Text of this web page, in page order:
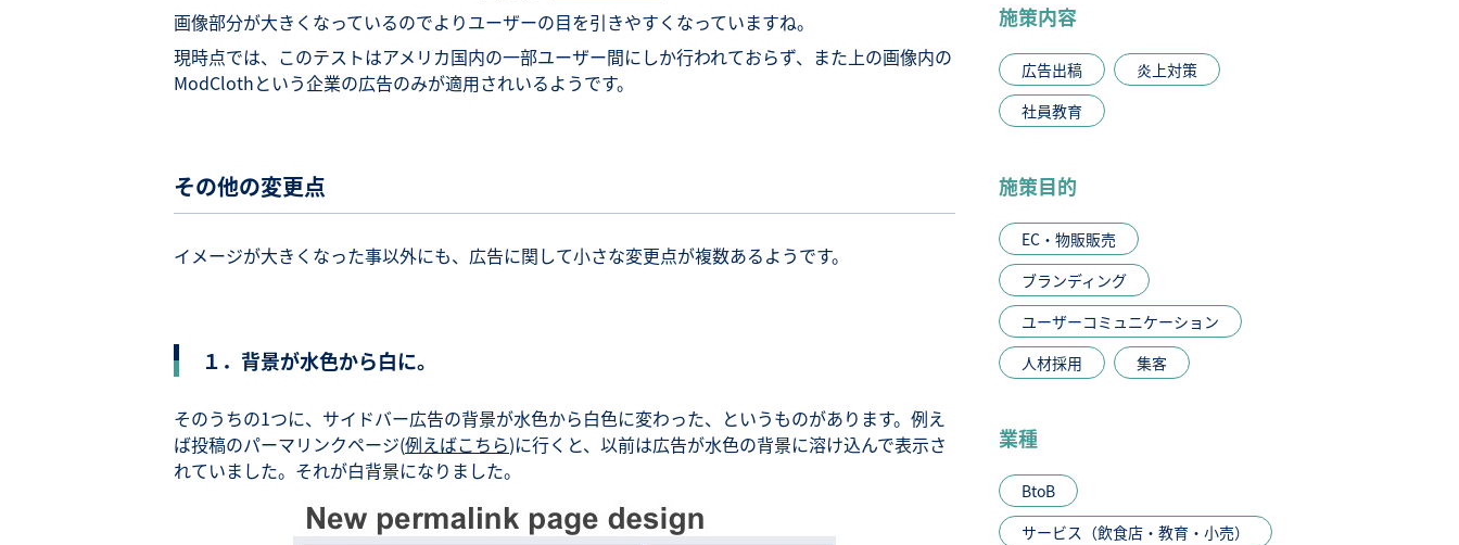
画像部分が大きくなっているのでよりユーザーの目を引きやすくなっていますね。
現時点では、このテストはアメリカ国内の一部ユーザー間にしか行われておらず、また上の画像内の
ModClothという企業の広告のみが適用されいるようです。
その他の変更点
イメージが大きくなった事以外にも、広告に関して小さな変更点が複数あるようです。
１．背景が水色から白に。
そのうちの1つに、サイドバー広告の背景が水色から白色に変わった、というものがあります。例え
ば投稿のパーマリンクページ(例えばこちら)に行くと、以前は広告が水色の背景に溶け込んで表示さ
れていました。それが白背景になりました。
施策内容
広告出稿
炎上対策
社員教育
施策目的
EC・物販販売
ブランディング
ユーザーコミュニケーション
人材採用
集客
業種
BtoB
サービス（飲食店・教育・小売）